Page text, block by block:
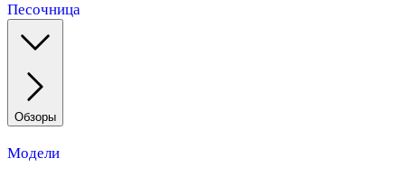
Песочница
Обзоры
Модели